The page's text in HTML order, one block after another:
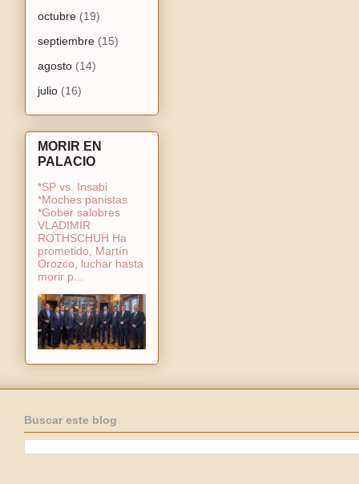
octubre (19)
septiembre (15)
agosto (14)
julio (16)
MORIR EN
PALACIO
*SP vs. Insabi
*Moches panistas
*Gober salobres
VLADIMIR
ROTHSCHUH Ha
prometido, Martín
Orozco, luchar hasta
morir p...
Buscar este blog